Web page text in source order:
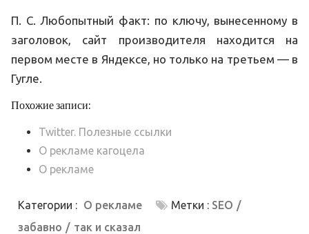
П. С. Любопытный факт: по ключу, вынесенному в
заголовок, сайт производителя находится на
первом месте в Яндексе, но только на третьем — в
Гугле.
Похожие записи:
Twitter. Полезные ссылки
О рекламе кагоцела
О рекламе
Категории : О рекламе Метки : SEO
забавно
так и сказал